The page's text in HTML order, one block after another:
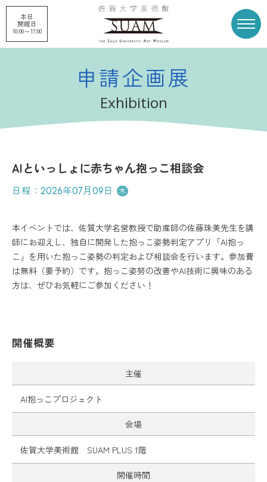
本日
開館日
10:00～17:00
展覧会
申請企画展 プロジェクト
刊行物 収蔵品
お知らせ アクセス
各種ダウンロード
申請企画展
Exhibition
AIといっしょに赤ちゃん抱っこ相談会
日程： 2026年07月09日 木
本イベントでは、佐質大学名営教授で助産師の佐藤珠美先生を講
師にお迎えし、独自に開発した抱っこ姿勢判定アプリ「Al抱っ
こ」を用いた抱っこ姿勢の判定および相談会を行います。参加費
は無料（要予約）です。抱っこ姿努の改善やAI技術に興味のある
方は、ぜひお気軽にご参加ください！
開催概要
主催
AI抱っこプロジェクト
会場
佐賀大学美術館 SUAM PLUS 1階
開催時間